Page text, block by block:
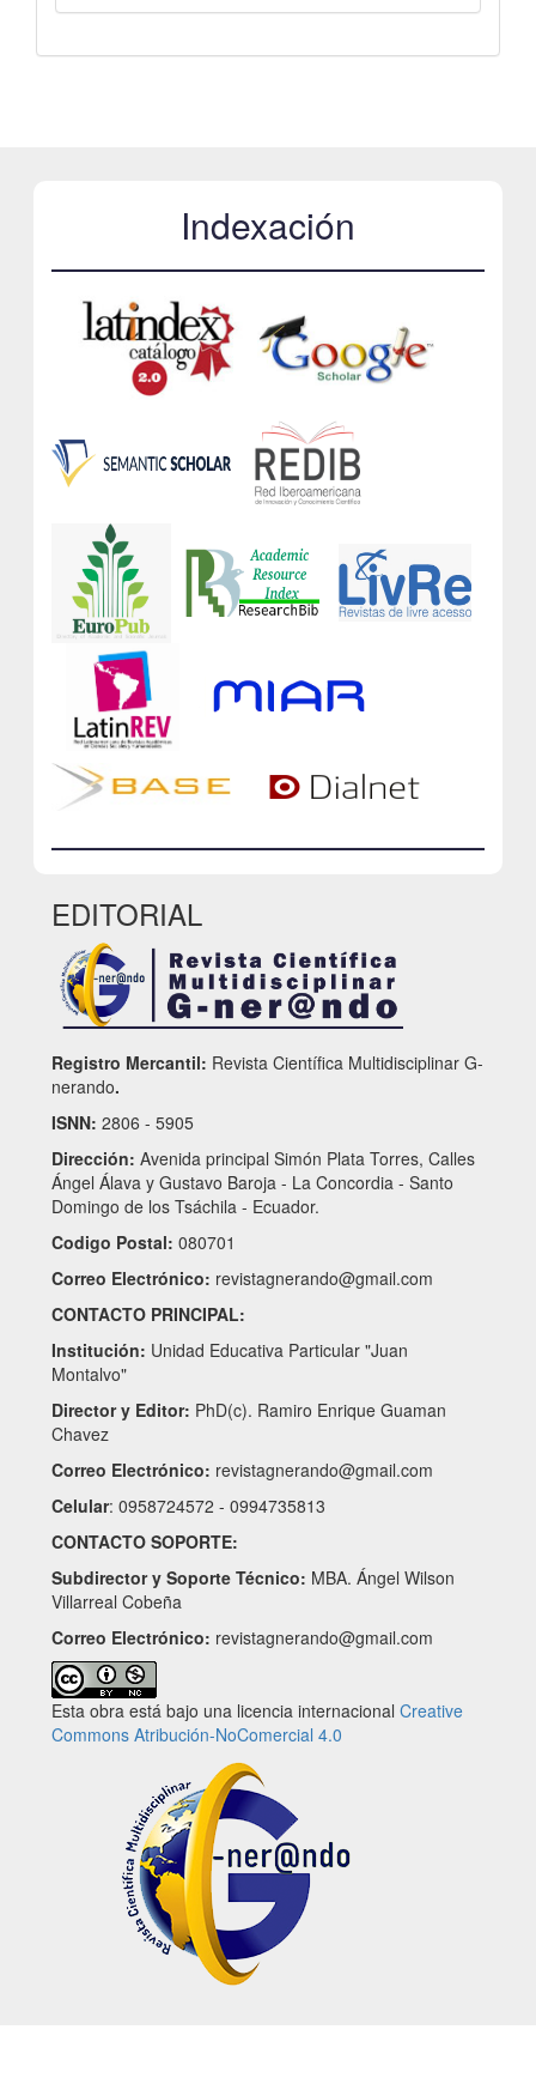
Indexación
EDITORIAL
Registro Mercantil: Revista Científica Multidisciplinar G-
nerando.
ISNN: 2806 - 5905
Dirección: Avenida principal Simón Plata Torres, Calles
Ángel Álava y Gustavo Baroja - La Concordia - Santo
Domingo de los Tsáchila - Ecuador.
Codigo Postal: 080701
Correo Electrónico: revistagnerando@gmail.com
CONTACTO PRINCIPAL:
Institución: Unidad Educativa Particular "Juan
Montalvo"
Director y Editor: PhD(c). Ramiro Enrique Guaman
Chavez
Correo Electrónico: revistagnerando@gmail.com
Celular: 0958724572 - 0994735813
CONTACTO SOPORTE:
Subdirector y Soporte Técnico: MBA. Ángel Wilson
Villarreal Cobeña
Correo Electrónico: revistagnerando@gmail.com
Esta obra está bajo una licencia internacional Creative
Commons Atribución-NoComercial 4.0